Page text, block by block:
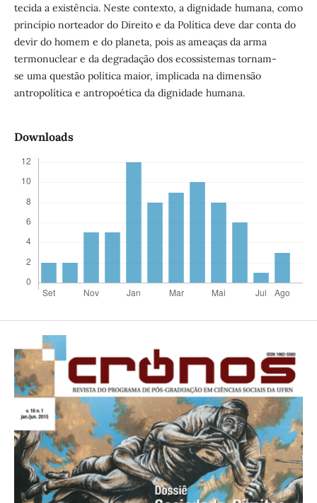
tecida a existência. Neste contexto, a dignidade humana, como
princípio norteador do Direito e da Política deve dar conta do
devir do homem e do planeta, pois as ameaças da arma
termonuclear e da degradação dos ecossistemas tornam-
se uma questão política maior, implicada na dimensão
antropolítica e antropoética da dignidade humana.
Downloads